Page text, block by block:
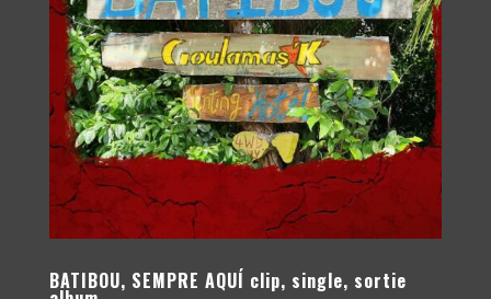
BATIBOU, SEMPRE AQUÍ clip, single, sortie